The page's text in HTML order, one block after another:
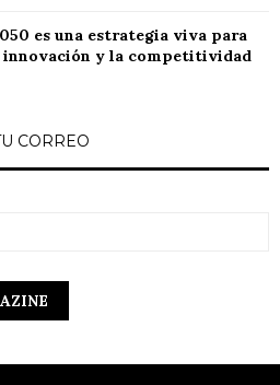
es una estrategia viva para
y la competitividad
CORREO